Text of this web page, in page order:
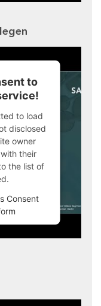
to
to load
disclosed
owner
their
the list of
Consent